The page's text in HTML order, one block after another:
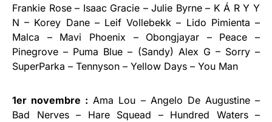
Frankie Rose – Isaac Gracie – Julie Byrne – K Á R Y Y
N – Korey Dane – Leif Vollebekk – Lido Pimienta –
Malca – Mavi Phoenix – Obongjayar – Peace –
Pinegrove – Puma Blue – (Sandy) Alex G – Sorry –
SuperParka – Tennyson – Yellow Days – You Man
1er novembre : Ama Lou – Angelo De Augustine –
Bad Nerves – Hare Squead – Hundred Waters –